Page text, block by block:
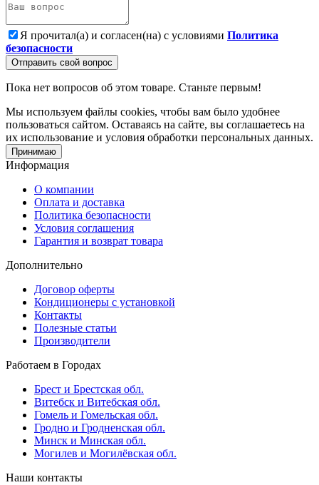
Я прочитал(а) и согласен(на) с условиями Политика
безопасности
Отправить свой вопрос
Пока нет вопросов об этом товаре. Станьте первым!
Мы используем файлы cookies, чтобы вам было удобнее
пользоваться сайтом. Оставаясь на сайте, вы соглашаетесь на
их использование и условия обработки персональных данных.
Принимаю
Информация
О компании
Оплата и доставка
Политика безопасности
Условия соглашения
Гарантия и возврат товара
Дополнительно
Договор оферты
Кондиционеры с установкой
Контакты
Полезные статьи
Производители
Работаем в Городах
Брест и Брестская обл.
Витебск и Витебская обл.
Гомель и Гомельская обл.
Гродно и Гродненская обл.
Минск и Минская обл.
Могилев и Могилёвская обл.
Наши контакты